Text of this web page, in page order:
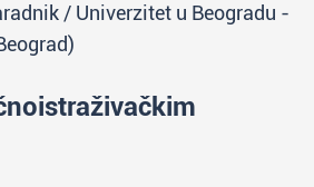
/ Univerzitet u Beogradu -